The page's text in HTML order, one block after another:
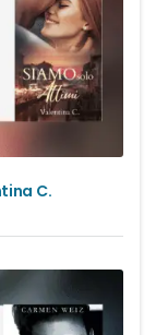
C.